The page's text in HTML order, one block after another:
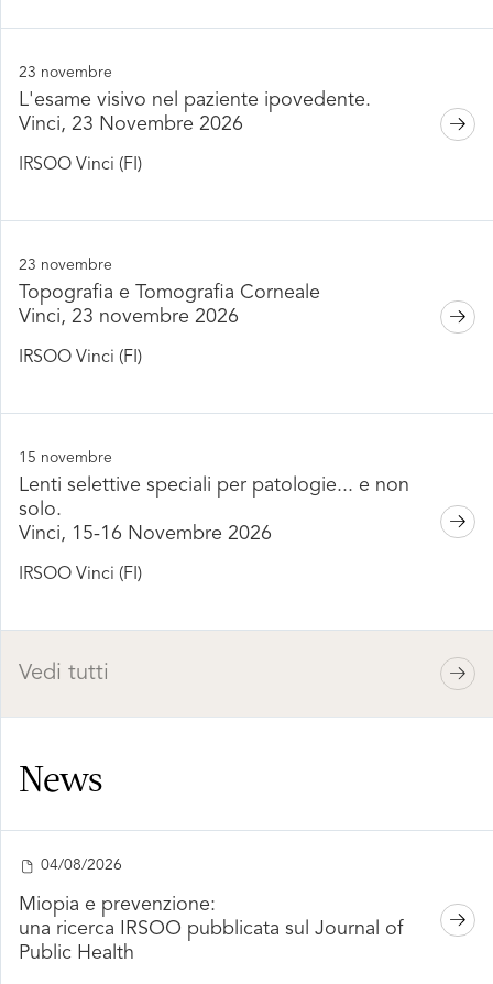
23 novembre
L'esame visivo nel paziente ipovedente.
Vinci, 23 Novembre 2026
IRSOO Vinci (FI)
23 novembre
Topografia e Tomografia Corneale
Vinci, 23 novembre 2026
IRSOO Vinci (FI)
15 novembre
Lenti selettive speciali per patologie... e non
solo.
Vinci, 15-16 Novembre 2026
IRSOO Vinci (FI)
Vedi tutti
News
04/08/2026
Miopia e prevenzione:
una ricerca IRSOO pubblicata sul Journal of
Public Health